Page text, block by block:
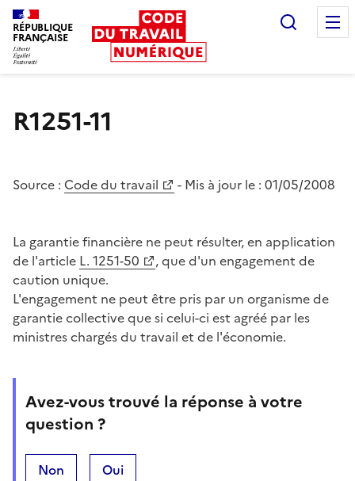
RÉPUBLIQUE
FRANÇAISE
R1251-11
Source : Code du travail - Mis à jour le : 01/05/2008
La garantie financière ne peut résulter, en application
de l'article L. 1251-50
, que d'un engagement de
caution unique.
L'engagement ne peut être pris par un organisme de
garantie collective que si celui-ci est agréé par les
ministres chargés du travail et de l'économie.
Avez-vous trouvé la réponse à votre
question ?
Non Oui